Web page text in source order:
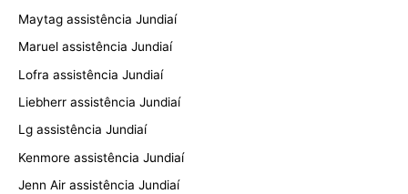
Maytag assistência Jundiaí
Maruel assistência Jundiaí
Lofra assistência Jundiaí
Liebherr assistência Jundiaí
Lg assistência Jundiaí
Kenmore assistência Jundiaí
Jenn Air assistência Jundiaí